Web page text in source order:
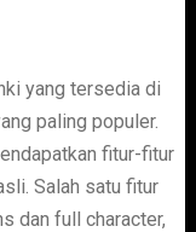
yang tersedia di
paling populer.
fitur-fitur
Salah satu fitur
dan full character,